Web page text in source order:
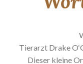
Tierarzt Drake
Dieser kleine